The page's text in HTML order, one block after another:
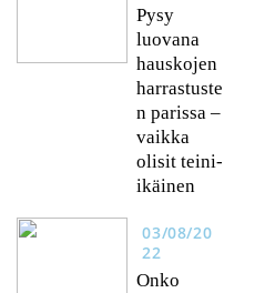
Pysy
luovana
hauskojen
harrastuste
n parissa –
vaikka
olisit teini-
ikäinen
03/08/20
22
Onko